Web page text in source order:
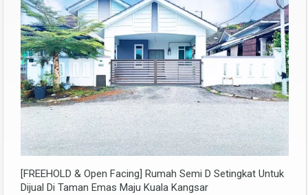
[FREEHOLD & Open Facing] Rumah Semi D Setingkat Untuk
Dijual Di Taman Emas Maju Kuala Kangsar